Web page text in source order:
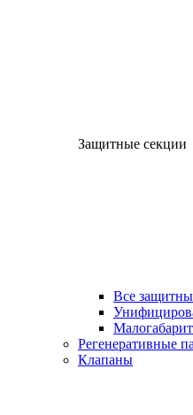
Защитные секции
Все
Регенеративные
Клапаны